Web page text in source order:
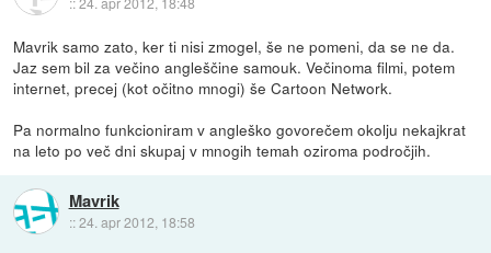
Mavrik samo zato, ker ti nisi zmogel, še ne pomeni, da se ne da.
Jaz sem bil za večino angleščine samouk. Večinoma filmi, potem
internet, precej (kot očitno mnogi) še Cartoon Network.
Pa normalno funkcioniram v angleško govorečem okolju nekajkrat
na leto po več dni skupaj v mnogih temah oziroma področjih.
Mavrik
::24. apr 2012, 18:58